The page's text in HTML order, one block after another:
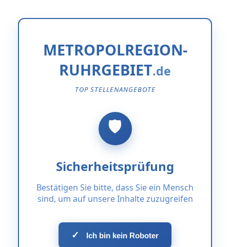
METROPOLREGION-
RUHRGEBIET
TOP STELLENANGEBOTE
Sicherheitsprüfung
Bestätigen Sie bitte, dass Sie ein Mensch
sind, um auf unsere Inhalte zuzugreifen
✓ Ich bin kein Roboter